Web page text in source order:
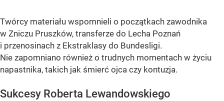
Twórcy materiału wspomnieli o początkach zawodnika
w Zniczu Pruszków, transferze do Lecha Poznań
i przenosinach z Ekstraklasy do Bundesligi.
Nie zapomniano również o trudnych momentach w życiu
napastnika, takich jak śmierć ojca czy kontuzja.
Sukcesy Roberta Lewandowskiego